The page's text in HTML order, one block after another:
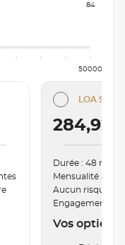
84
50000
LOA
284,92
Durée : 48 mois
Mensualité
Aucun risque de
Engagement de
Vos options